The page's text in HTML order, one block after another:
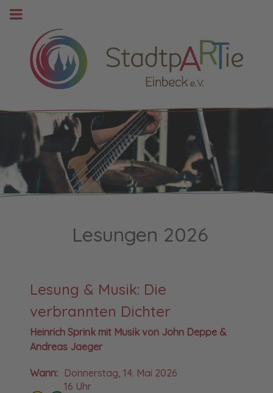
Lesungen 2026
Lesung & Musik: Die
verbrannten Dichter
Heinrich Sprink mit Musik von John Deppe &
Andreas Jaeger
Wann: Donnerstag, 14. Mai 2026
16 Uhr